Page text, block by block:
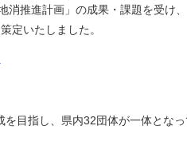
推進計画」の成果・課題を受け
定いたしました。
目指し、県内32団体が一体とな